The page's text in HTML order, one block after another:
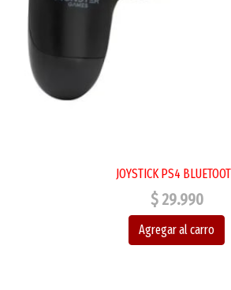
JOYSTICK PS4
$ 29.990
Agregar al carro